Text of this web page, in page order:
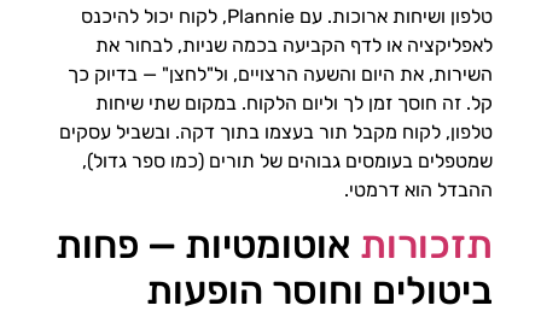
טלפון ושיחות ארוכות. עם Plannie, לקוח יכול להיכנס
לאפליקציה או לדף הקביעה בכמה שניות, לבחור את
השירות, את היום והשעה הרצויים, ול"לחצן" — בדיוק כך
קל. זה חוסך זמן לך וליום הלקוח. במקום שתי שיחות
טלפון, לקוח מקבל תור בעצמו בתוך דקה. ובשביל עסקים
שמטפלים בעומסים גבוהים של תורים (כמו ספר גדול),
ההבדל הוא דרמטי.
תזכורות אוטומטיות — פחות
ביטולים וחוסר הופעות